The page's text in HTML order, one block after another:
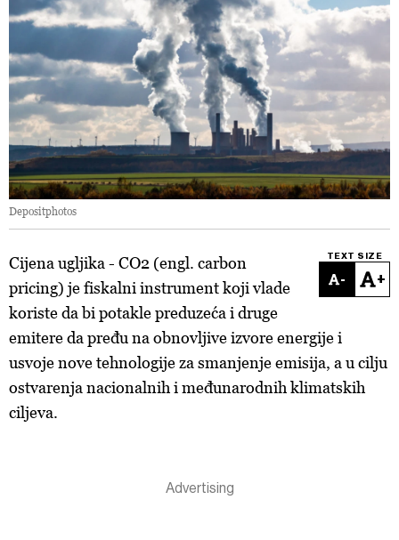
Depositphotos
TEXT SIZE
- +
Cijena ugljika - CO2 (engl. carbon
pricing) je fiskalni instrument koji vlade
koriste da bi potakle preduzeća i druge
emitere da pređu na obnovljive izvore energije i
usvoje nove tehnologije za smanjenje emisija, a u cilju
ostvarenja nacionalnih i međunarodnih klimatskih
ciljeva.